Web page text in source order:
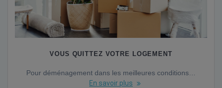
VOUS QUITTEZ VOTRE LOGEMENT
Pour déménagement dans les meilleures conditions…
En savoir plus